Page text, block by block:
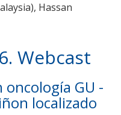
, Hassan
6. Webcast
oncología GU -
localizado